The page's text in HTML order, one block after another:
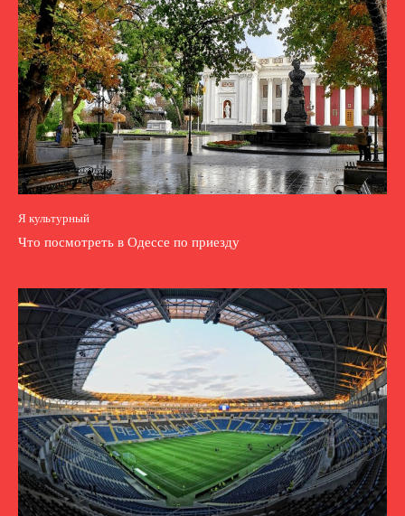
Я культурный
Что посмотреть в Одессе по приезду